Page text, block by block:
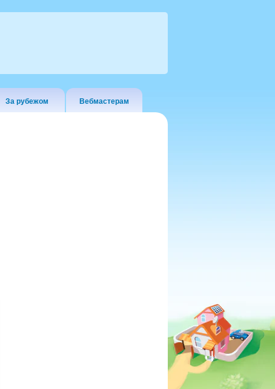
За рубежом Вебмастерам